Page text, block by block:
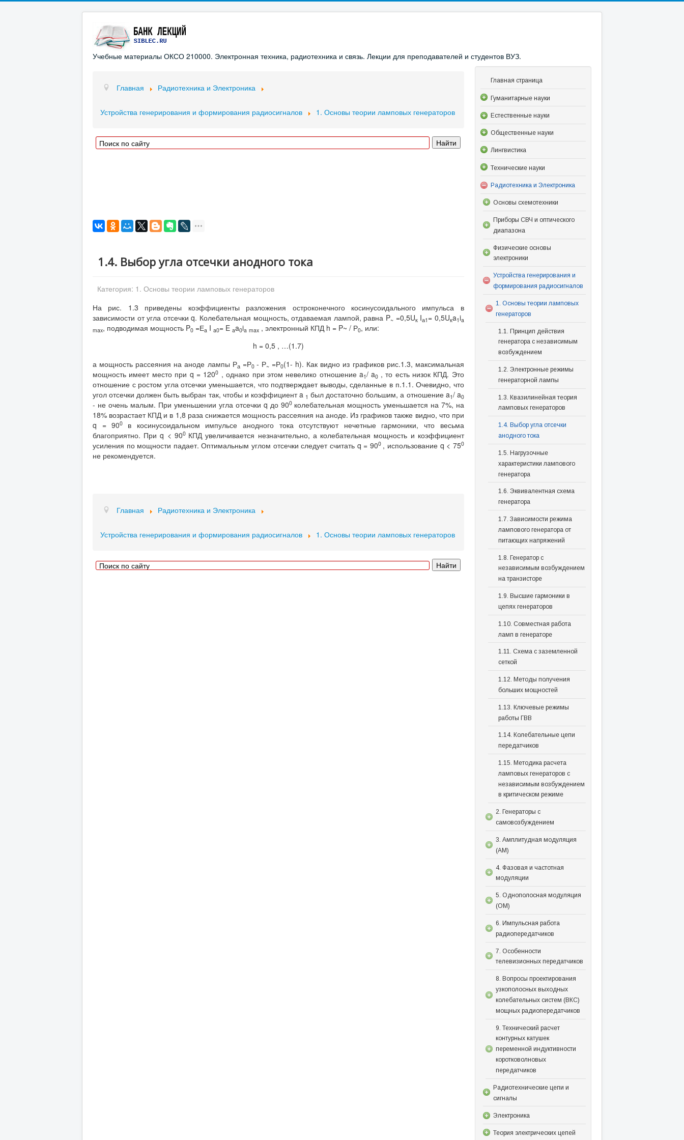
Учебные материалы ОКСО 210000. Электронная техника, радиотехника и связь. Лекции для преподавателей и студентов ВУЗ.
Главная Радиотехника и Электроника
Устройства генерирования и формирования радиосигналов 1. Основы теории ламповых генераторов
1.4. Выбор угла отсечки анодного тока
Категория: 1. Основы теории ламповых генераторов
На рис. 1.3 приведены коэффициенты разложения остроконечного косинусоидального импульса в
зависимости от угла отсечки q. Колебательная мощность, отдаваемая лампой, равна P~ =0,5UкIа1 = 0,5Uкa1ia
max, подводимая мощность P0 =Еa I a0= E aa0ia max , электронный КПД h = P~ / Р0, или:
h = 0,5 , …(1.7)
а мощность рассеяния на аноде лампы Ра=Р0 - Р~=Р0(1- h). Как видно из графиков рис.1.3, максимальная
мощность имеет место при q = 1200 , однако при этом невелико отношение a1/ a0 , то есть низок КПД. Это
отношение с ростом угла отсечки уменьшается, что подтверждает выводы, сделанные в п.1.1. Очевидно, что
угол отсечки должен быть выбран так, чтобы и коэффициент a 1 был достаточно большим, а отношение a1/ a0
- не очень малым. При уменьшении угла отсечки q до 900 колебательная мощность уменьшается на 7%, на
18% возрастает КПД и в 1,8 раза снижается мощность рассеяния на аноде. Из графиков также видно, что при
q = 900 в косинусоидальном импульсе анодного тока отсутствуют нечетные гармоники, что весьма
благоприятно. При q < 900 КПД увеличивается незначительно, а колебательная мощность и коэффициент
усиления по мощности падает. Оптимальным углом отсечки следует считать q = 900 , использование q < 750
не рекомендуется.
Главная Радиотехника и Электроника
Устройства генерирования и формирования радиосигналов 1. Основы теории ламповых генераторов
Главная страница
Гуманитарные науки
Естественные науки
Общественные науки
Лингвистика
Технические науки
Радиотехника и Электроника
Основы схемотехники
Приборы СВЧ и оптического
диапазона
Физические основы
электроники
Устройства генерирования и
формирования радиосигналов
1. Основы теории ламповых
генераторов
1.1. Принцип действия
генератора с независимым
возбуждением
1.2. Электронные режимы
генераторной лампы
1.3. Квазилинейная теория
ламповых генераторов
1.4. Выбор угла отсечки
анодного тока
1.5. Нагрузочные
характеристики лампового
генератора
1.6. Эквивалентная схема
генератора
1.7. Зависимости режима
лампового генератора от
питающих напряжений
1.8. Генератор с
независимым возбуждением
на транзисторе
1.9. Высшие гармоники в
цепях генераторов
1.10. Совместная работа
ламп в генераторе
1.11. Схема с заземленной
сеткой
1.12. Методы получения
больших мощностей
1.13. Ключевые режимы
работы ГВВ
1.14. Колебательные цепи
передатчиков
1.15. Методика расчета
ламповых генераторов с
независимым возбуждением
в критическом режиме
2. Генераторы с
самовозбуждением
3. Амплитудная модуляция
(АМ)
4. Фазовая и частотная
модуляции
5. Однополосная модуляция
(ОМ)
6. Импульсная работа
радиопередатчиков
7. Особенности
телевизионных передатчиков
8. Вопросы проектирования
узкополосных выходных
колебательных систем (ВКС)
мощных радиопередатчиков
9. Технический расчет
контурных катушек
переменной индуктивности
коротковолновых
передатчиков
Радиотехнические цепи и
сигналы
Электроника
Теория электрических цепей